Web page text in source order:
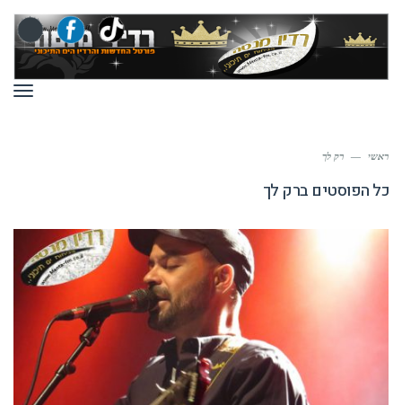
ראשי — רק לך
כל הפוסטים ברק לך